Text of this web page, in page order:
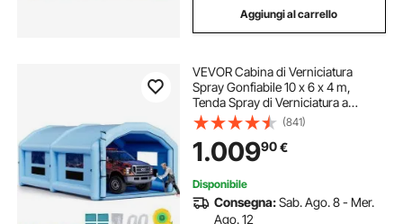
Aggiungi al carrello
VEVOR Cabina di Verniciatura
Spray Gonfiabile 10 x 6 x 4 m,
Tenda Spray di Verniciatura a
Spruzzo Ventilatori da 950 W e 1100
W, Tetto Rotondo, Tessuto Oxford,
Automobilistici
(841)
1.00990€
Disponibile
Consegna:Sab. Ago. 8 - Mer.
Ago. 12